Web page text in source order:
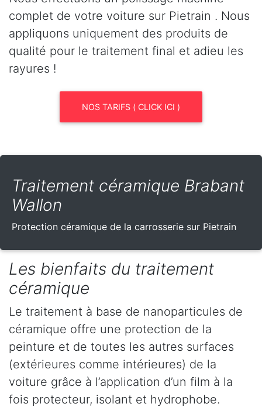
complet de votre voiture sur Pietrain . Nous
appliquons uniquement des produits de
qualité pour le traitement final et adieu les
rayures !
NOS TARIFS ( CLICK ICI )
Traitement céramique Brabant
Wallon
Protection céramique de la carrosserie sur Pietrain
Les bienfaits du traitement
céramique
Le traitement à base de nanoparticules de
céramique offre une protection de la
peinture et de toutes les autres surfaces
(extérieures comme intérieures) de la
voiture grâce à l’application d’un film à la
fois protecteur, isolant et hydrophobe.